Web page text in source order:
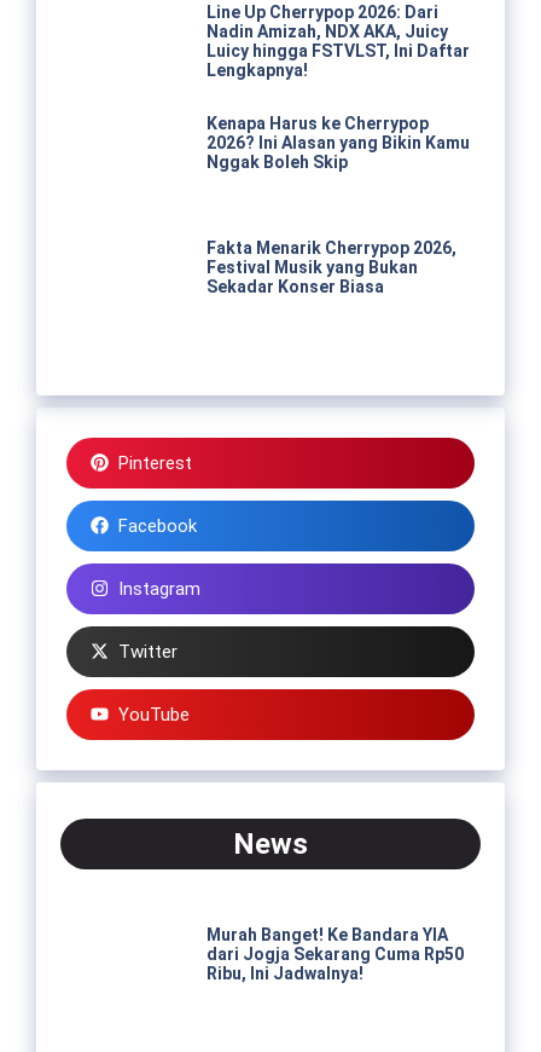
Line Up Cherrypop 2026: Dari
Nadin Amizah, NDX AKA, Juicy
Luicy hingga FSTVLST, Ini Daftar
Lengkapnya!
Kenapa Harus ke Cherrypop
2026? Ini Alasan yang Bikin Kamu
Nggak Boleh Skip
Fakta Menarik Cherrypop 2026,
Festival Musik yang Bukan
Sekadar Konser Biasa
Pinterest
Facebook
Instagram
Twitter
YouTube
News
Murah Banget! Ke Bandara YIA
dari Jogja Sekarang Cuma Rp50
Ribu, Ini Jadwalnya!